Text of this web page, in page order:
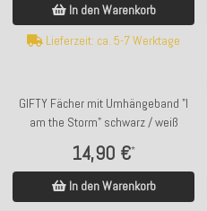
In den Warenkorb
Lieferzeit: ca. 5-7 Werktage
GIFTY Fächer mit Umhängeband "I
am the Storm" schwarz / weiß
14,90 €*
In den Warenkorb